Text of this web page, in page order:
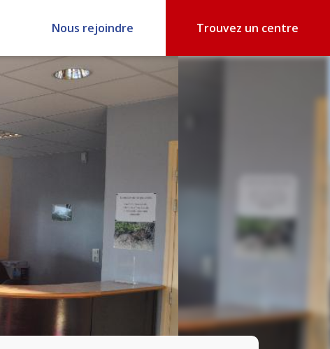
Nous rejoindre Trouvez un centre